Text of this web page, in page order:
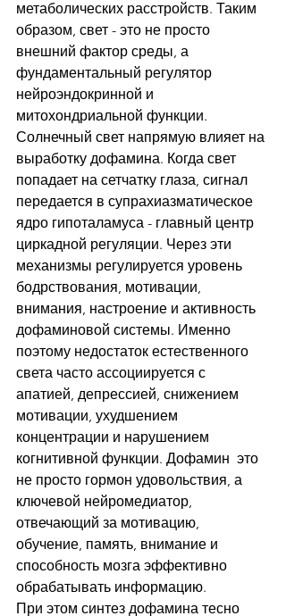
метаболических расстройств. Таким
образом, свет - это не просто
внешний фактор среды, а
фундаментальный регулятор
нейроэндокринной и
митохондриальной функции.
Солнечный свет напрямую влияет на
выработку дофамина. Когда свет
попадает на сетчатку глаза, сигнал
передается в супрахиазматическое
ядро гипоталамуса - главный центр
циркадной регуляции. Через эти
механизмы регулируется уровень
бодрствования, мотивации,
внимания, настроение и активность
дофаминовой системы. Именно
поэтому недостаток естественного
света часто ассоциируется с
апатией, депрессией, снижением
мотивации, ухудшением
концентрации и нарушением
когнитивной функции. Дофамин  это
не просто гормон удовольствия, а
ключевой нейромедиатор,
отвечающий за мотивацию,
обучение, память, внимание и
способность мозга эффективно
обрабатывать информацию.
При этом синтез дофамина тесно